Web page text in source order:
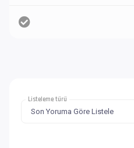
Listeleme türü